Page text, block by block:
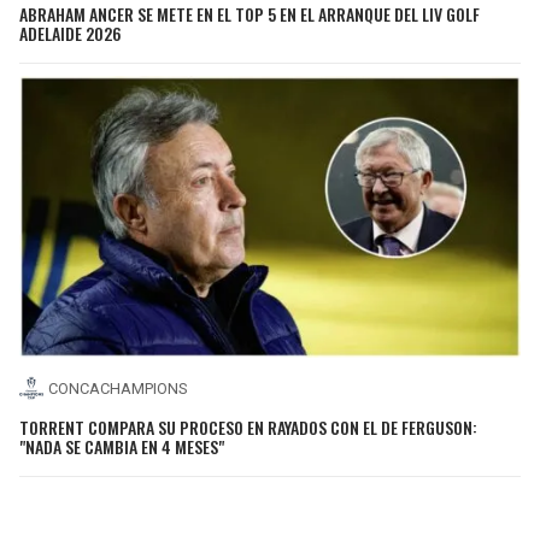
ABRAHAM ANCER SE METE EN EL TOP 5 EN EL ARRANQUE DEL LIV GOLF
ADELAIDE 2026
CONCACHAMPIONS
TORRENT COMPARA SU PROCESO EN RAYADOS CON EL DE FERGUSON:
"NADA SE CAMBIA EN 4 MESES"